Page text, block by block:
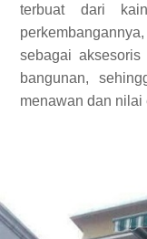
terbuat dari
sebagai aksesoris
bangunan,
menawan dan